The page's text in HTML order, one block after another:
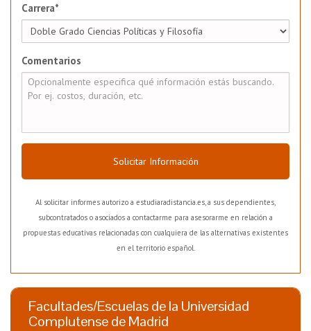
Carrera*
Comentarios
Solicitar Información
Al solicitar informes autorizo a estudiaradistancia.es, a sus dependientes,
subcontratados o asociados a contactarme para asesorarme en relación a
propuestas educativas relacionadas con cualquiera de las alternativas existentes
en el territorio español.
Facultades/Escuelas de la Universidad
Complutense de Madrid